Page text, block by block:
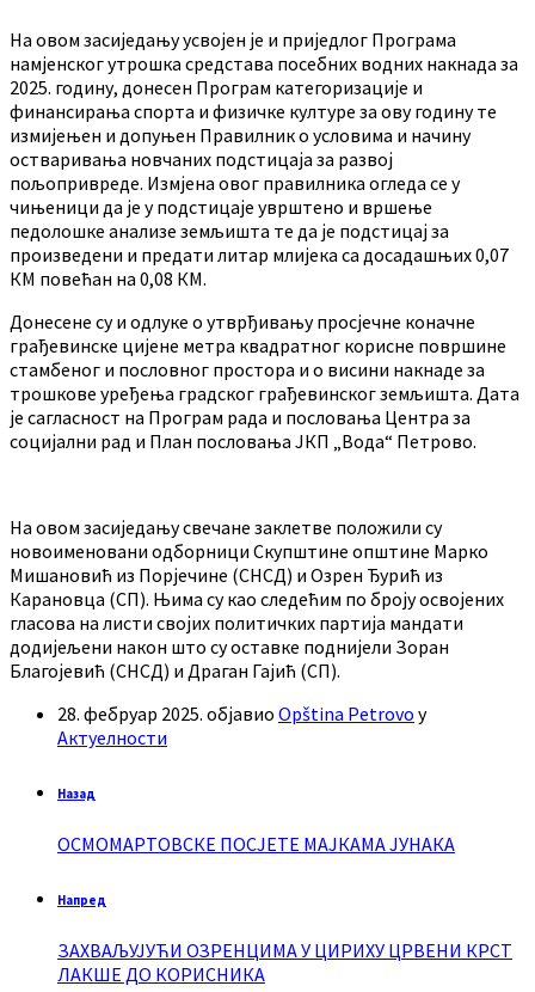
На овом засиједању усвојен је и приједлог Програма
намјенског утрошка средстава посебних водних накнада за
2025. годину, донесен Програм категоризације и
финансирања спорта и физичке културе за ову годину те
измијењен и допуњен Правилник о условима и начину
остваривања новчаних подстицаја за развој
пољопривреде. Измјена овог правилника огледа се у
чињеници да је у подстицаје уврштено и вршење
педолошке анализе земљишта те да је подстицај за
произведени и предати литар млијека са досадашњих 0,07
КМ повећан на 0,08 КМ.
Донесене су и одлуке о утврђивању просјечне коначне
грађевинске цијене метра квадратног корисне површине
стамбеног и пословног простора и о висини накнаде за
трошкове уређења градског грађевинског земљишта. Дата
је сагласност на Програм рада и пословања Центра за
социјални рад и План пословања ЈКП „Вода“ Петрово.
На овом засиједању свечане заклетве положили су
новоименовани одборници Скупштине општине Марко
Мишановић из Порјечине (СНСД) и Озрен Ђурић из
Карановца (СП). Њима су као следећим по броју освојених
гласова на листи својих политичких партија мандати
додијељени након што су оставке поднијели Зоран
Благојевић (СНСД) и Драган Гајић (СП).
28. фебруар 2025. објавио Opština Petrovo у
Актуелности
Назад
ОСМОМАРТОВСКЕ ПОСЈЕТЕ МАЈКАМА ЈУНАКА
Напред
ЗАХВАЉУЈУЋИ ОЗРЕНЦИМА У ЦИРИХУ ЦРВЕНИ КРСТ
ЛАКШЕ ДО КОРИСНИКА